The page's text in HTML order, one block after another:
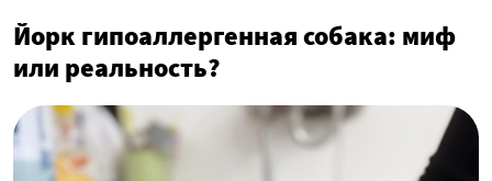
Йорк гипоаллергенная собака: миф
или реальность?